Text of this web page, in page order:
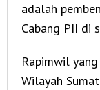
adalah
Cabang PII di
Rapimwil
Wilayah